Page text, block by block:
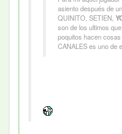
asiento después de
QUINITO, SETIEN,
son de los ultimos
poquitos hacen
CANALES es uno de